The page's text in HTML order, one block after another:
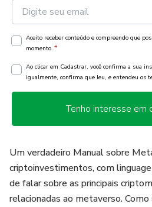
Aceito receber conteúdo e compreendo que
momento. *
Ao clicar em Cadastrar, você confirma a sua
igualmente, confirma que leu, e entendeu os
Tenho interesse em
Um verdadeiro Manual sobre
criptoinvestimentos, com
de falar sobre as principais
relacionadas ao metaverso.